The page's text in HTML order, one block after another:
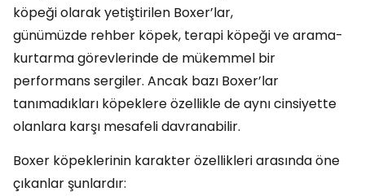
köpeği olarak yetiştirilen Boxer’lar,
günümüzde rehber köpek, terapi köpeği ve arama-
kurtarma görevlerinde de mükemmel bir
performans sergiler. Ancak bazı Boxer’lar
tanımadıkları köpeklere özellikle de aynı cinsiyette
olanlara karşı mesafeli davranabilir.
Boxer köpeklerinin karakter özellikleri arasında öne
çıkanlar şunlardır: